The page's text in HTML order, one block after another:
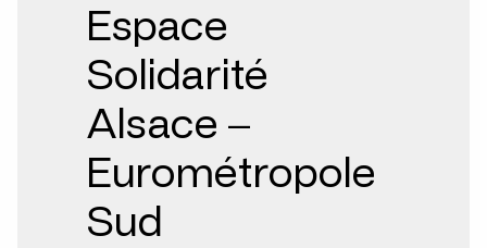
Espace
Solidarité
Alsace –
Eurométropole
Sud